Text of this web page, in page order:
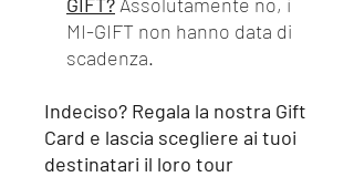
MI-GIFT non hanno data di
scadenza.
Indeciso? Regala la nostra Gift
Card e lascia scegliere ai tuoi
destinatari il loro tour